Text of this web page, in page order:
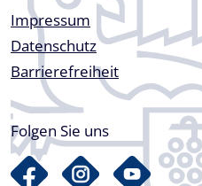
Fußzeile
Impressum
Datenschutz
Barrierefreiheit
Folgen Sie uns